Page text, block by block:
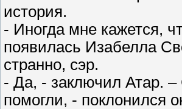
история.
- Иногда мне кажется,
появилась Изабелла
странно, сэр.
- Да, - заключил Атар.
помогли, - поклонился